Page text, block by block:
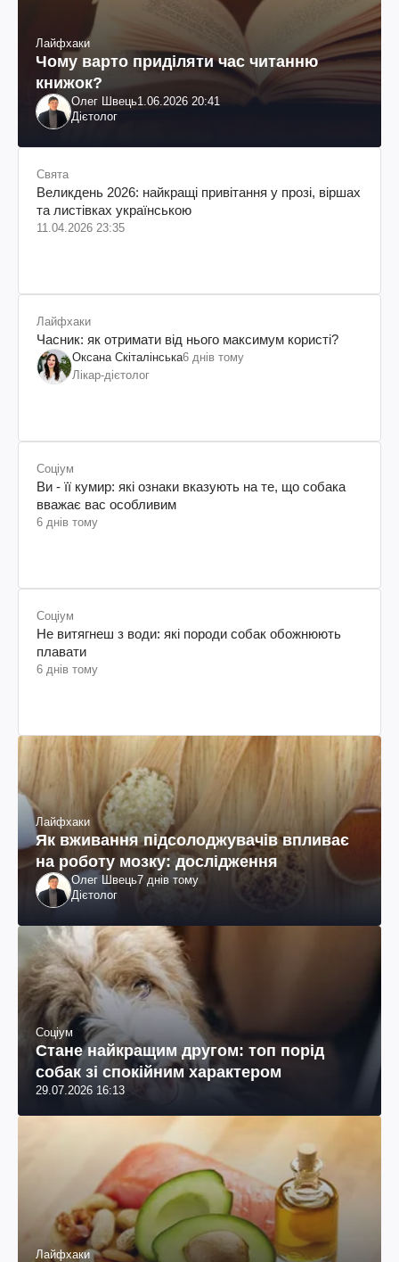
Лайфхаки
Чому варто приділяти час читанню
книжок?
Олег Швець1.06.2026 20:41
Дієтолог
Свята
Великдень 2026: найкращі привітання у прозі, віршах
та листівках українською
11.04.2026 23:35
Лайфхаки
Часник: як отримати від нього максимум користі?
Оксана Скіталінська6 днів тому
Лікар-дієтолог
Соціум
Ви - її кумир: які ознаки вказують на те, що собака
вважає вас особливим
6 днів тому
Соціум
Не витягнеш з води: які породи собак обожнюють
плавати
6 днів тому
Лайфхаки
Як вживання підсолоджувачів впливає
на роботу мозку: дослідження
Олег Швець7 днів тому
Дієтолог
Соціум
Стане найкращим другом: топ порід
собак зі спокійним характером
29.07.2026 16:13
Лайфхаки